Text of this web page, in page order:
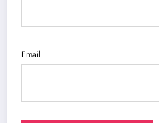
Email